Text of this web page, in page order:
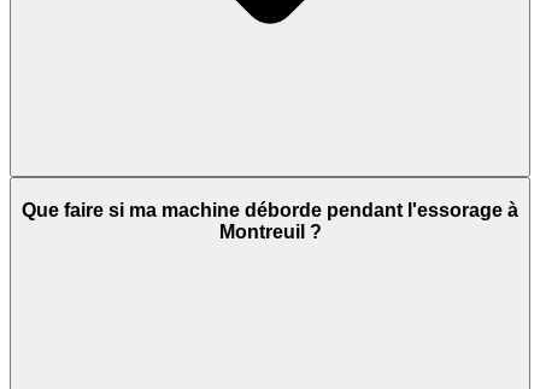
Que faire si ma machine déborde pendant l'essorage à
Montreuil ?